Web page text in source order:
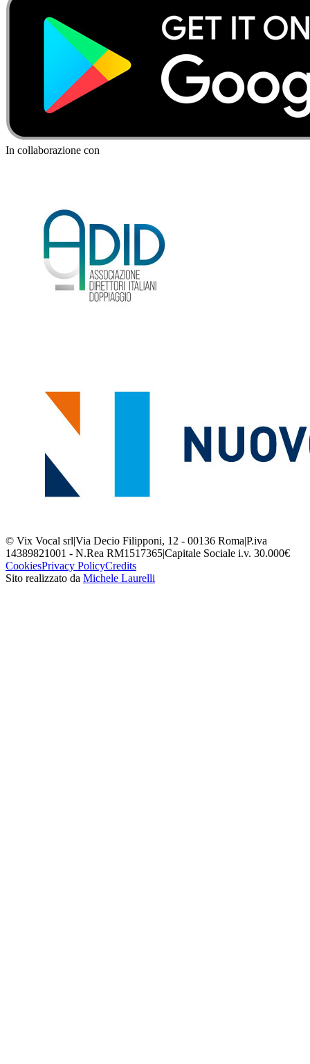
In collaborazione con
© Vix Vocal srl|Via Decio Filipponi, 12 - 00136 Roma|P.iva
14389821001 - N.Rea RM1517365|Capitale Sociale i.v. 30.000€
CookiesPrivacy PolicyCredits
Sito realizzato da Michele Laurelli